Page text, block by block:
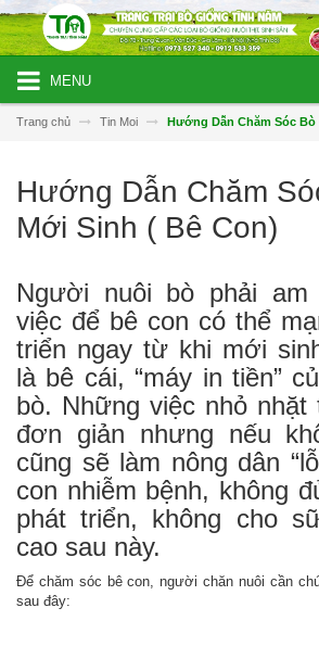
MENU
Trang chủ Tin Moi Hướng Dẫn Chăm Sóc
Hướng Dẫn Chăm
Mới Sinh ( Bê Con)
Người nuôi bò phải am
việc để bê con có thể
triển ngay từ khi mới
là bê cái, “máy in tiền”
bò. Những việc nhỏ
đơn giản nhưng nếu
cũng sẽ làm nông dân
con nhiễm bệnh, không
phát triển, không cho
cao sau này.
Để chăm sóc bê con, người chăn nuôi cần
sau đây: